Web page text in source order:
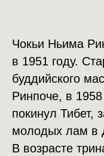
Чокьи Ньима
в 1951 году.
буддийского
Ринпоче, в
покинул Тибет,
молодых лам в
В возрасте